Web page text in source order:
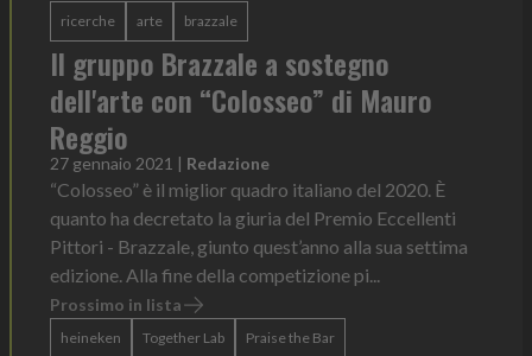
ricerche arte brazzale
Il gruppo Brazzale a sostegno
dell'arte con “Colosseo” di Mauro
Reggio
27 gennaio 2021 | Redazione
“Colosseo” è il miglior quadro italiano del 2020. È
quanto ha decretato la giuria del Premio Eccellenti
Pittori - Brazzale, giunto quest’anno alla sua settima
edizione. Alla fine della competizione pi...
Prossimo in lista
heineken Together Lab Praise the Bar